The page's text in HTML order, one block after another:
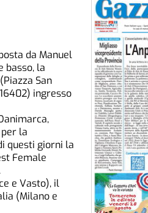
da Manuel
basso, la
San
ingresso
la
questi giorni la
Female
e Vasto), il
(Milano e